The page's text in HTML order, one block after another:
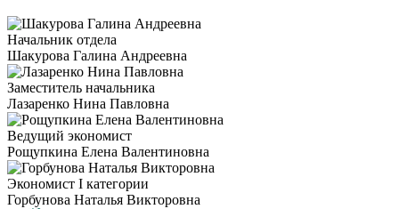
Начальник отдела
Шакурова Галина Андреевна
Заместитель начальника
Лазаренко Нина Павловна
Ведущий экономист
Рощупкина Елена Валентиновна
Экономист I категории
Горбунова Наталья Викторовна